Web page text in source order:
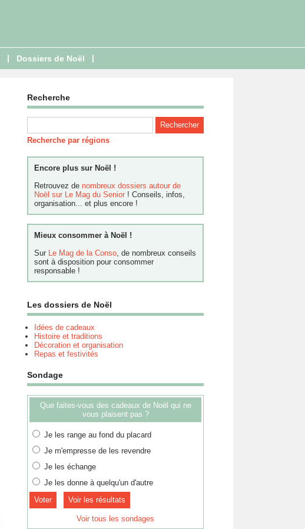
| Dossiers de Noël |
Recherche
Recherche par régions
Encore plus sur Noël !
Retrouvez de nombreux dossiers autour de
Noël sur Le Mag du Senior ! Conseils, infos,
organisation... et plus encore !
Mieux consommer à Noël !
Sur Le Mag de la Conso, de nombreux conseils
sont à disposition pour consommer
responsable !
Les dossiers de Noël
Idées de cadeaux
Histoire et traditions
Décoration et organisation
Repas et festivités
Sondage
Que faites-vous des cadeaux de Noël qui ne
vous plaisent pas ?
Je les range au fond du placard
Je m'empresse de les revendre
Je les échange
Je les donne à quelqu'un d'autre
Voir les résultats
Voir tous les sondages